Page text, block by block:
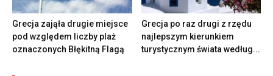
Grecja zająła drugie miejsce
pod względem liczby plaż
oznaczonych Błękitną Flagą
Grecja po raz drugi z rzędu
najlepszym kierunkiem
turystycznym świata według...